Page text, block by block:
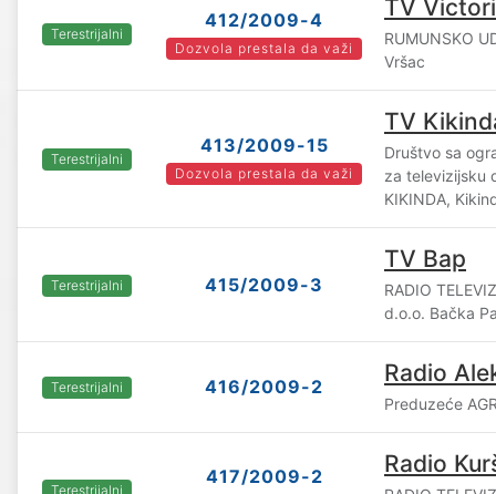
Terestrijalni
412/2009-4
Dozvola prestala da važi
TV
RUMUNSKO
Vršac
Terestrijalni
413/2009-15
Dozvola prestala da važi
TV
Društvo sa
za televizijsku
KIKINDA,
Terestrijalni 415/2009-3
TV Bap
RADIO
d.o.o. Bačka
Terestrijalni 416/2009-2 Radio
Preduzeće
Terestrijalni
417/2009-2 Radio